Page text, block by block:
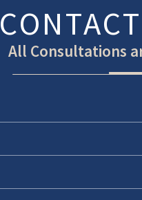
All Consultations